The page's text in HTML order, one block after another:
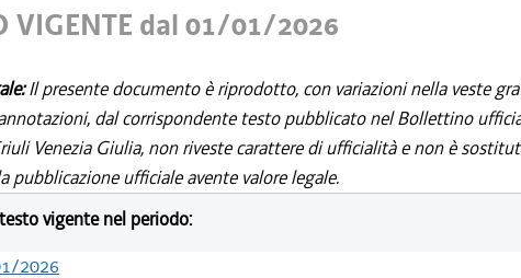
VIGENTE dal 01/01/2026
Il presente documento è riprodotto, con variazioni nella veste
dal corrispondente testo pubblicato nel Bollettino
Venezia Giulia, non riveste carattere di ufficialità e non è
pubblicazione ufficiale avente valore legale.
vigente nel periodo:
2026